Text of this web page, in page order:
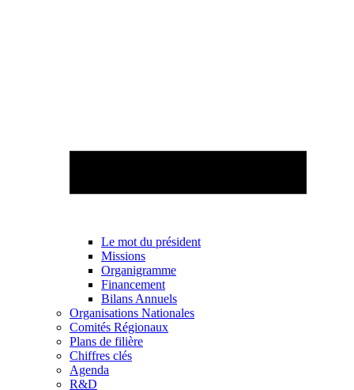
Le mot du président
Missions
Organigramme
Financement
Bilans Annuels
Organisations Nationales
Comités Régionaux
Plans de filière
Chiffres clés
Agenda
R&D